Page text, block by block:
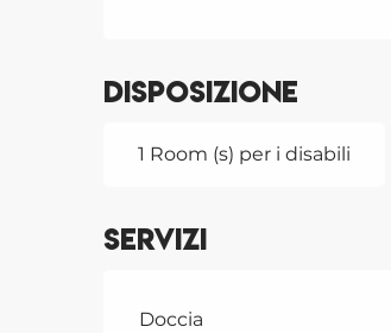
Disposizione
1 Room (s) per i disabili
Servizi
Doccia